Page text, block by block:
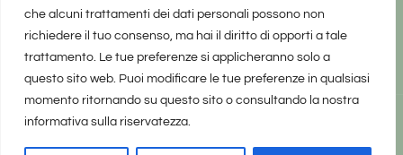
che alcuni trattamenti dei dati personali possono non
richiedere il tuo consenso, ma hai il diritto di opporti a tale
trattamento. Le tue preferenze si applicheranno solo a
questo sito web. Puoi modificare le tue preferenze in qualsiasi
momento ritornando su questo sito o consultando la nostra
informativa sulla riservatezza.
realizzato da Marina Galatioto©2025 tutti i diritti riservati -
Privacy Policy